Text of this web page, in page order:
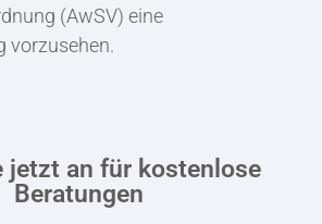
(AwSV) eine
vorzusehen.
jetzt an für kostenlose
Beratungen